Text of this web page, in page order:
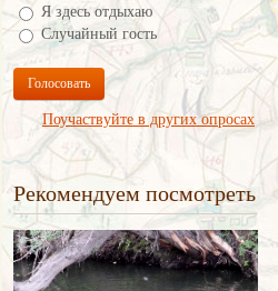
Я здесь отдыхаю
Случайный гость
Голосовать
Поучаствуйте в других опросах
Рекомендуем посмотреть